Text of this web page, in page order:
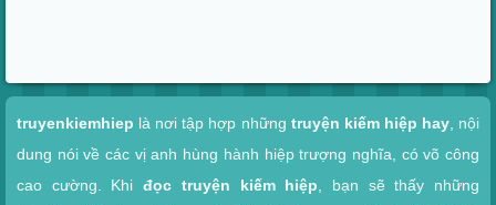
truyenkiemhiep là nơi tập hợp những truyện kiếm hiệp hay, nội
dung nói về các vị anh hùng hành hiệp trượng nghĩa, có võ công
cao cường. Khiđọc truyện kiếm hiệp , bạn sẽ thấy những